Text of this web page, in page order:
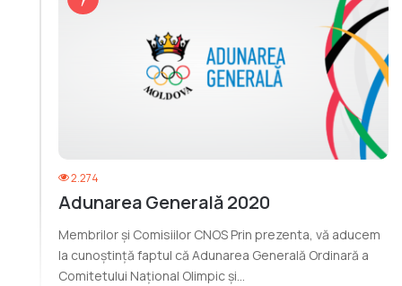
2.274
Adunarea Generală 2020
Membrilor și Comisiilor CNOS Prin prezenta, vă aducem
la cunoștință faptul că Adunarea Generală Ordinară a
Comitetului Național Olimpic și…